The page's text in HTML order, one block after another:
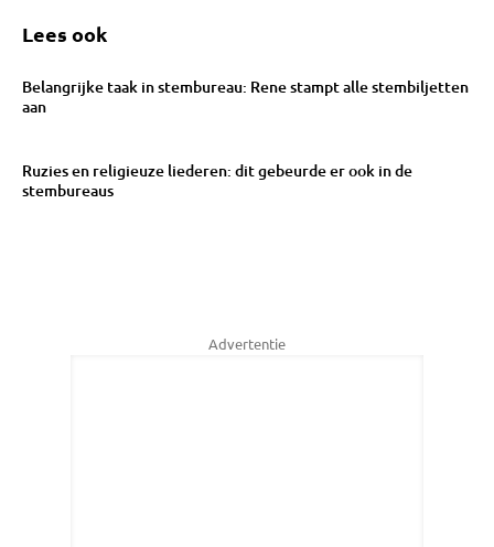
Lees ook
Belangrijke taak in stembureau: Rene stampt alle stembiljetten
aan
Ruzies en religieuze liederen: dit gebeurde er ook in de
stembureaus
Advertentie